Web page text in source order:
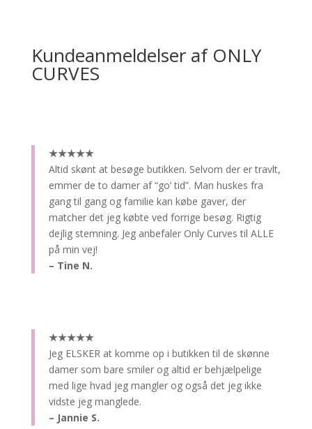
Kundeanmeldelser af ONLY
CURVES
★★★★★
Altid skønt at besøge butikken. Selvom der er travlt,
emmer de to damer af “go’ tid”. Man huskes fra
gang til gang og familie kan købe gaver, der
matcher det jeg købte ved forrige besøg. Rigtig
dejlig stemning. Jeg anbefaler Only Curves til ALLE
på min vej!
– Tine N.
★★★★★
Jeg ELSKER at komme op i butikken til de skønne
damer som bare smiler og altid er behjælpelige
med lige hvad jeg mangler og også det jeg ikke
vidste jeg manglede.
– Jannie S.